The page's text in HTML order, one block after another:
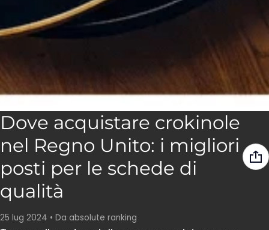
Dove acquistare crokinole
nel Regno Unito: i migliori
posti per le schede di
qualità
25 lug 2024 • Da absolute ranking